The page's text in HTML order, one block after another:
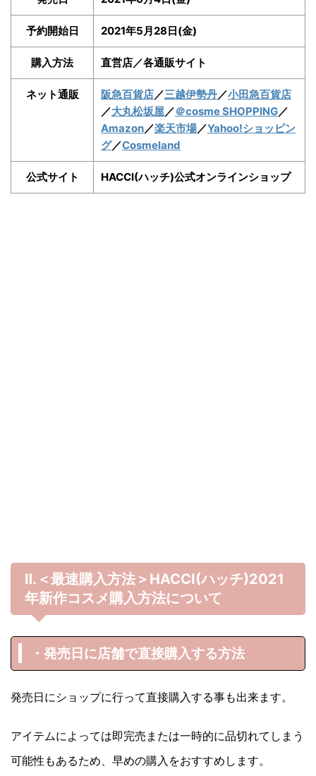
予約開始日 2021年5月28日(金)
購入方法 直営店／各通販サイト
ネット通販 阪急百貨店／三越伊勢丹／小田急百貨店
／大丸松坂屋／＠cosme SHOPPING／
Amazon／楽天市場／Yahoo!ショッピン
グ／Cosmeland
公式サイト HACCI(ハッチ)公式オンラインショップ
Ⅱ.＜最速購入方法＞HACCI(ハッチ)2021
年新作コスメ購入方法について
・発売日に店舗で直接購入する方法
発売日にショップに行って直接購入する事も出来ます。
アイテムによっては即完売または一時的に品切れてしまう
可能性もあるため、早めの購入をおすすめします。